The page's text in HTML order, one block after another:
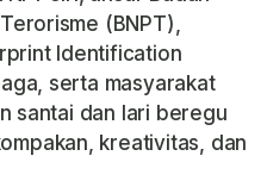
(BNPT),
Identification
serta masyarakat
santai dan lari beregu
kreativitas, dan